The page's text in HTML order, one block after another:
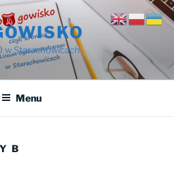
w Starachowicach
Menu
B